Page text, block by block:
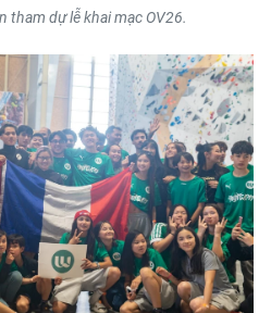
nghệ
tham dự lễ khai mạc OV26.